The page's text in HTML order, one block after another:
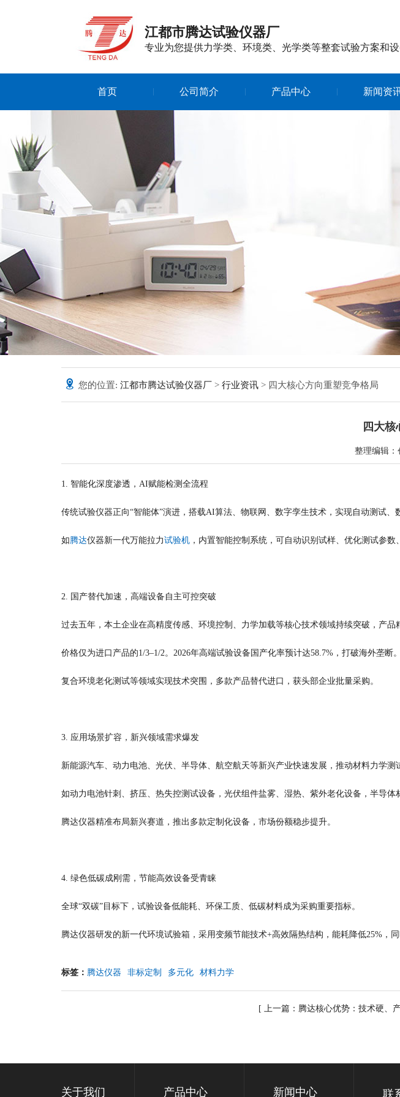
江都市腾达试验仪器厂
专业为您提供力学类、环境类、光学类等整套试验方案和
首页 公司简介 产品中心 新闻资
您的位置: 江都市腾达试验仪器厂 > 行业资讯 > 四大核心方向重塑竞争格局
四大
整理编辑：
1. 智能化深度渗透，AI赋能检测全流程
传统试验仪器正向“智能体”演进，搭载AI算法、物联网、数字孪生技术，实现自动测试、
如腾达仪器新一代万能拉力试验机 ，内置智能控制系统，可自动识别试样、优化测试参
2. 国产替代加速，高端设备自主可控突破
过去五年，本土企业在高精度传感、环境控制、力学加载等核心技术领域持续突破，产品
价格仅为进口产品的1/3–1/2。2026年高端试验设备国产化率预计达58.7%，打破海外垄断
复合环境老化测试等领域实现技术突围，多款产品替代进口，获头部企业批量采购。
3. 应用场景扩容，新兴领域需求爆发
新能源汽车、动力电池、光伏、半导体、航空航天等新兴产业快速发展，推动材料力学测
如动力电池针刺、挤压、热失控测试设备，光伏组件盐雾、湿热、紫外老化设备，半导体
腾达仪器精准布局新兴赛道，推出多款定制化设备，市场份额稳步提升。
4. 绿色低碳成刚需，节能高效设备受青睐
全球“双碳”目标下，试验设备低能耗、环保工质、低碳材料成为采购重要指标。
腾达仪器研发的新一代环境试验箱，采用变频节能技术+高效隔热结构，能耗降低25%，
标签： 腾达仪器 非标定制 多元化 材料力学
[ 上一篇： 腾达核心优势：技术硬、
关于我们 产品中心 新闻中心 联